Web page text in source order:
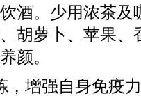
酒。少用浓茶及
胡萝卜、苹果、
颜。
，增强自身免疫